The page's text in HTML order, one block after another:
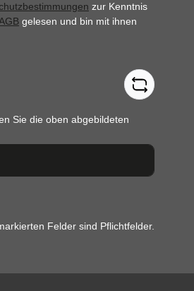
zur Kenntnis
gelesen und bin mit ihnen
Sie die oben abgebildeten
Felder sind Pflichtfelder.